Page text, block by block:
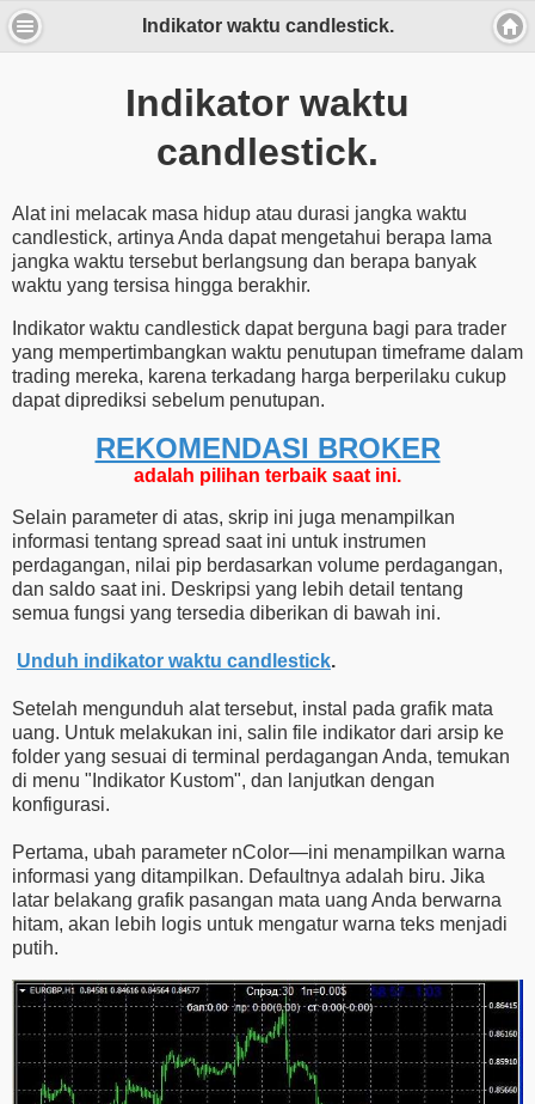
Indikator waktu candlestick.
Indikator waktu
candlestick.
Alat ini melacak masa hidup atau durasi jangka waktu
candlestick, artinya Anda dapat mengetahui berapa lama
jangka waktu tersebut berlangsung dan berapa banyak
waktu yang tersisa hingga berakhir.
Indikator waktu candlestick dapat berguna bagi para trader
yang mempertimbangkan waktu penutupan timeframe dalam
trading mereka, karena terkadang harga berperilaku cukup
dapat diprediksi sebelum penutupan.
REKOMENDASI ​​BROKER
adalah pilihan terbaik saat ini.
Selain parameter di atas, skrip ini juga menampilkan
informasi tentang spread saat ini untuk instrumen
perdagangan, nilai pip berdasarkan volume perdagangan,
dan saldo saat ini. Deskripsi yang lebih detail tentang
semua fungsi yang tersedia diberikan di bawah ini.
Unduh indikator waktu candlestick.
Setelah mengunduh alat tersebut, instal pada grafik mata
uang. Untuk melakukan ini, salin file indikator dari arsip ke
folder yang sesuai di terminal perdagangan Anda, temukan
di menu "Indikator Kustom", dan lanjutkan dengan
konfigurasi.
Pertama, ubah parameter nColor—ini menampilkan warna
informasi yang ditampilkan. Defaultnya adalah biru. Jika
latar belakang grafik pasangan mata uang Anda berwarna
hitam, akan lebih logis untuk mengatur warna teks menjadi
putih.